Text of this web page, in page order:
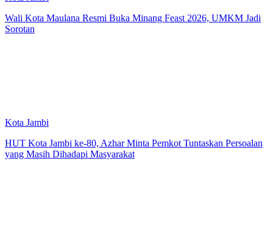
Wali Kota Maulana Resmi Buka Minang Feast 2026, UMKM Jadi
Sorotan
Kota Jambi
HUT Kota Jambi ke-80, Azhar Minta Pemkot Tuntaskan Persoalan
yang Masih Dihadapi Masyarakat